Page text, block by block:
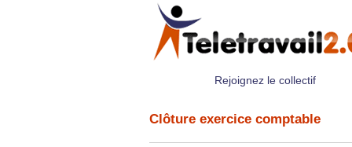
Rejoignez le collectif
Clôture exercice comptable